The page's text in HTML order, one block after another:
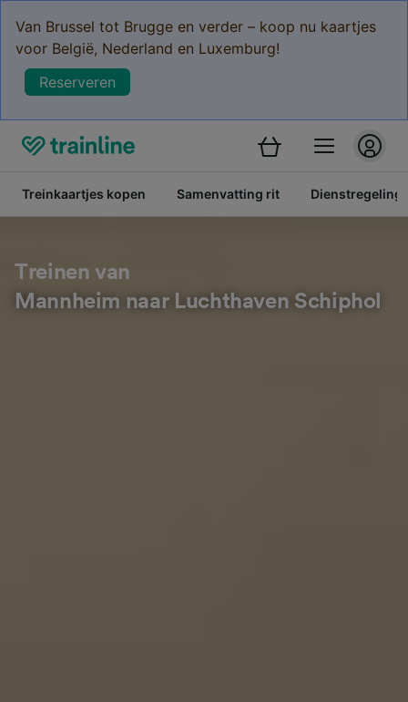
Van Brussel tot Brugge en verder – koop nu kaartjes
voor België, Nederland en Luxemburg!
Reserveren
Treinkaartjes kopen Samenvatting rit Dienstregeling
Treinen van
Mannheim naar Luchthaven Schiphol